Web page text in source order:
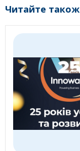
Читайте також